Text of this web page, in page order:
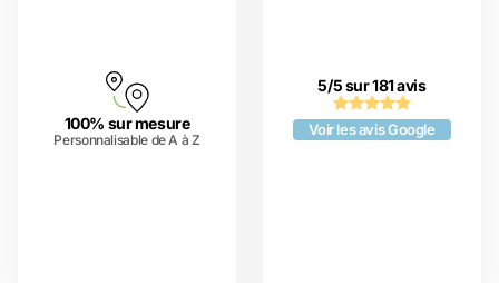
100% sur mesure
Personnalisable de A à Z
5/5 sur 181 avis
Voir les avis Google